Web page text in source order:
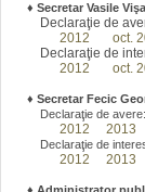
♦ Secretar Vasile
Declaraţie de
2012
oct.
Declaraţie de
2012
oct.
♦ Secretar Fecic
Declaraţie de avere:
2012 2013
Declaraţie de
2012 2013